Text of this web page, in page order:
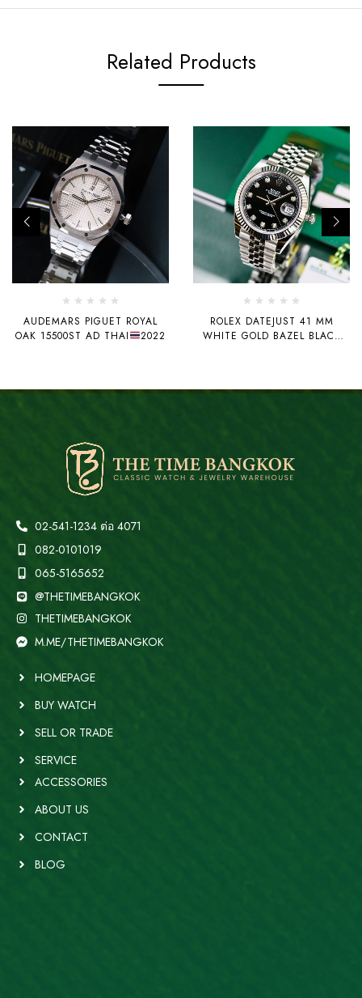
Related Products
AUDEMARS PIGUET ROYAL
OAK 15500ST AD THAI
2022
ROLEX DATEJUST 41 MM
WHITE GOLD BAZEL BLACK
02-541-1234 ต่อ 4071
082-0101019
065-5165652
@THETIMEBANGKOK
THETIMEBANGKOK
M.ME/THETIMEBANGKOK
HOMEPAGE
BUY WATCH
SELL OR TRADE
SERVICE
ACCESSORIES
ABOUT US
CONTACT
BLOG